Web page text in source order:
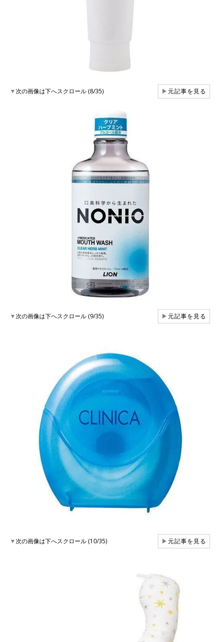
▼次の画像は下へスクロール (8/35) ▶元記事を見る
▼次の画像は下へスクロール (9/35) ▶元記事を見る
▼次の画像は下へスクロール (10/35) ▶元記事を見る